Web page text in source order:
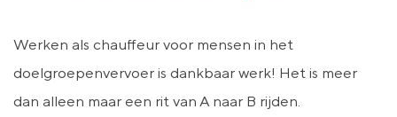
Werken als chauffeur voor mensen in het
doelgroepenvervoer is dankbaar werk! Het is meer
dan alleen maar een rit van A naar B rijden.